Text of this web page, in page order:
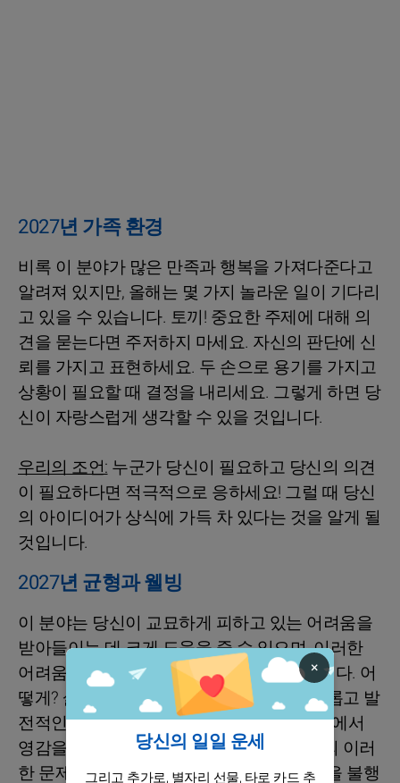
2027년 가족 환경
비록 이 분야가 많은 만족과 행복을 가져다준다고
알려져 있지만, 올해는 몇 가지 놀라운 일이 기다리
고 있을 수 있습니다. 토끼! 중요한 주제에 대해 의
견을 묻는다면 주저하지 마세요. 자신의 판단에 신
뢰를 가지고 표현하세요. 두 손으로 용기를 가지고
상황이 필요할 때 결정을 내리세요. 그렇게 하면 당
신이 자랑스럽게 생각할 수 있을 것입니다.
우리의 조언:누군가 당신이 필요하고 당신의 의견
이 필요하다면 적극적으로 응하세요! 그럴 때 당신
의 아이디어가 상식에 가득 차 있다는 것을 알게 될
것입니다.
2027년 균형과 웰빙
이 분야는 당신이 교묘하게 피하고 있는 어려움을
받아들이는 데 크게 도움을 줄 수 있으며, 이러한
어려움은 올해 당신을 방해할 위험이 있습니다. 어
떻게? 삶의 우여곡절을 포함하고 이를 풍요롭고 발
전적인 경험으로 살아가도록 격려하는 철학에서
영감을 받음으로써. 그렇게 함으로써, 당신의 이러
한 문제에 대한 시각이 긍정적이 되고, 그것을 불행
×
당신의 일일 운세
그리고 추가로, 별자리 선물, 타로 카드 추